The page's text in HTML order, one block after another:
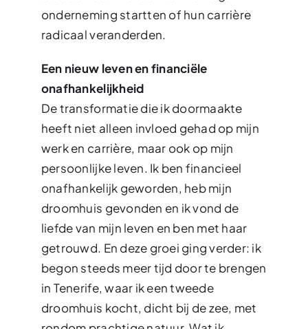
onderneming startten of hun carrière
radicaal veranderden.
Een nieuw leven en financiële
onafhankelijkheid
De transformatie die ik doormaakte
heeft niet alleen invloed gehad op mijn
werk en carrière, maar ook op mijn
persoonlijke leven. Ik ben financieel
onafhankelijk geworden, heb mijn
droomhuis gevonden en ik vond de
liefde van mijn leven en ben met haar
getrouwd. En deze groei ging verder: ik
begon steeds meer tijd door te brengen
in Tenerife, waar ik een tweede
droomhuis kocht, dicht bij de zee, met